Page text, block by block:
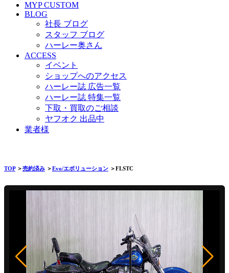
MYP CUSTOM
BLOG
社長 ブログ
スタッフ ブログ
ハーレー奥さん
ACCESS
イベント
ショップへのアクセス
ハーレー誌 広告一覧
ハーレー誌 特集一覧
下取・買取のご相談
ヤフオク 出品中
業者様
TOP＞売約済み ＞Evo/エボリューション ＞FLSTC